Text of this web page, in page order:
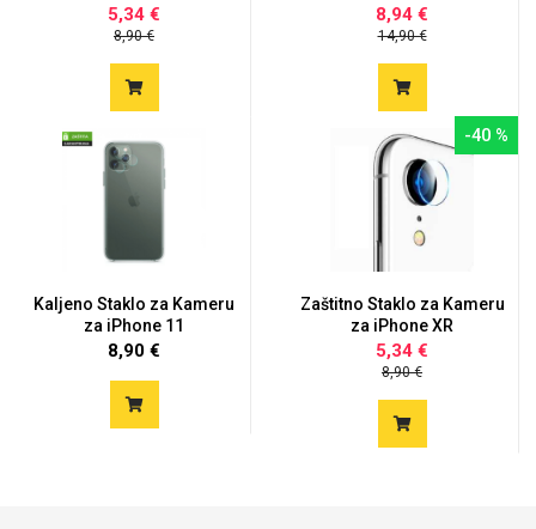
5,34 €
8,90 €
8,94 €
14,90 €
Kaljeno Staklo za Kameru
za iPhone 11
8,90 €
-40 %
Zaštitno Staklo za Kameru
za iPhone XR
5,34 €
8,90 €